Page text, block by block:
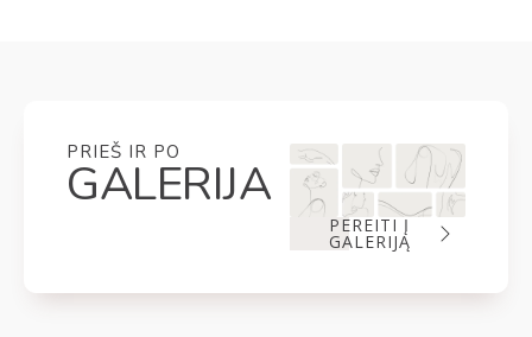
PRIEŠ IR PO
GALERIJA
PEREITI Į
GALERIJĄ